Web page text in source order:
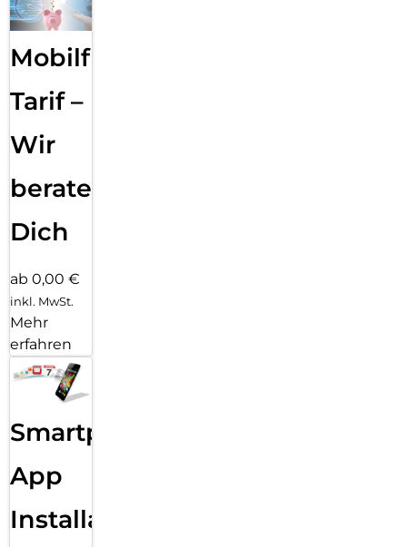
liche Versio­nen um­schreiben, bis der Ton perfekt passt.
einfach das, was dich in deinen Fotos stört. Apple
einem Finger­tipp löschen kannst. Für eine perfekte Auf­
nahme, ohne das eigent­liche Motiv zu ver­än­dern.
Mobilfunk
Tarif –
Wir
beraten
Dich
ab 0,00 €
inkl. MwSt.
Mehr
erfahren
Smartphone
App
Installation